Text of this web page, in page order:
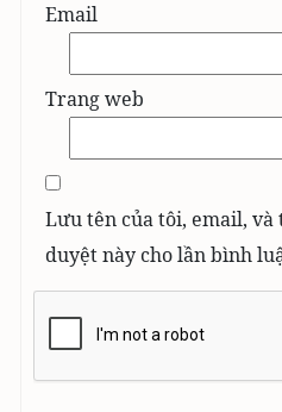
Email
Trang web
Lưu tên của tôi, email,
duyệt này cho lần bình